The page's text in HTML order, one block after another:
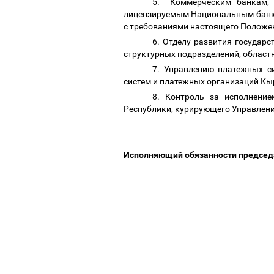
лицензируемым Национальным
с требованиями настоящего
6. Отделу развития
структурных подразделений,
7. Управлению платежных
систем и платежных организаций
8. Контроль за
Республики, курирующего
Исполняющий обязанности